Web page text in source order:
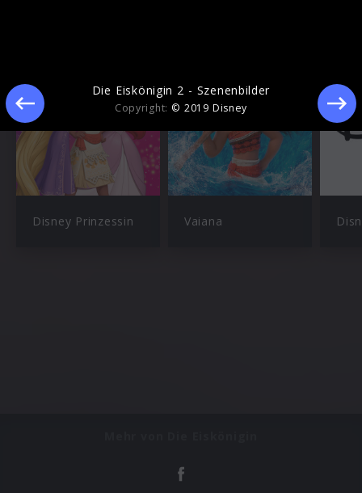
Disney Prinzessin Vaiana
Die Eiskönigin 2 - Szenenbilder
Copyright: © 2019 Disney